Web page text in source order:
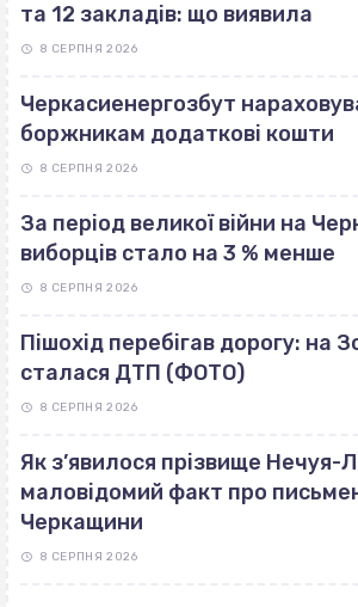
та 12 закладів: що виявила
8 СЕРПНЯ 2026
Черкасиенергозбут
боржникам додаткові кошти
8 СЕРПНЯ 2026
За період великої війни на
виборців стало на 3 % менше
8 СЕРПНЯ 2026
Пішохід перебігав дорогу: на
сталася ДТП (ФОТО)
8 СЕРПНЯ 2026
Як з’явилося прізвище Нечуя-
маловідомий факт про
Черкащини
8 СЕРПНЯ 2026